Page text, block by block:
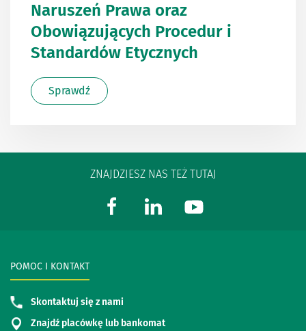
Naruszeń Prawa oraz
Obowiązujących Procedur i
Standardów Etycznych
Sprawdź
ZNAJDZIESZ NAS TEŻ TUTAJ
POMOC I KONTAKT
Skontaktuj się z nami
Znajdź placówkę lub bankomat